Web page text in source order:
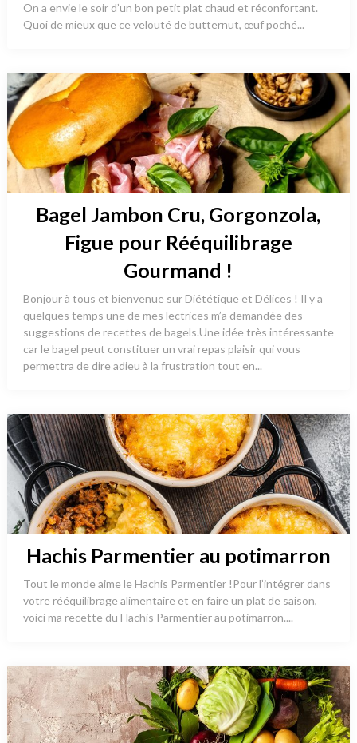
On a envie le soir d’un bon petit plat chaud et réconfortant.
Quoi de mieux que ce velouté de butternut, œuf poché...
Bagel Jambon Cru, Gorgonzola,
Figue pour Rééquilibrage
Gourmand !
Bonjour à tous et bienvenue sur Diététique et Délices ! Il y a
quelques temps une de mes lectrices m’a demandée des
suggestions de recettes de bagels.Une idée très intéressante
car le bagel peut constituer un vrai repas plaisir qui vous
permettra de dire adieu à la frustration tout en...
Hachis Parmentier au potimarron
Tout le monde aime le Hachis Parmentier !Pour l’intégrer dans
votre rééquilibrage alimentaire et en faire un plat de saison,
voici ma recette du Hachis Parmentier au potimarron....